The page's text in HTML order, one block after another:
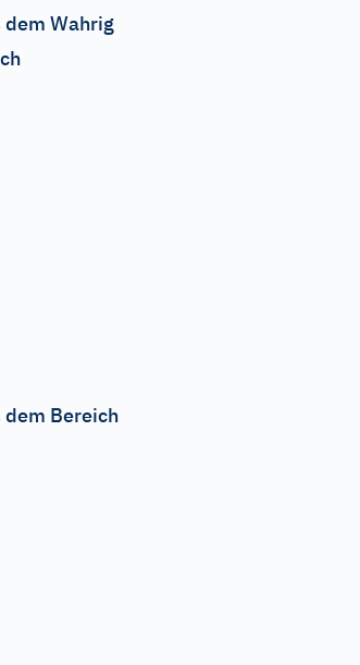
Wahrig
Bereich